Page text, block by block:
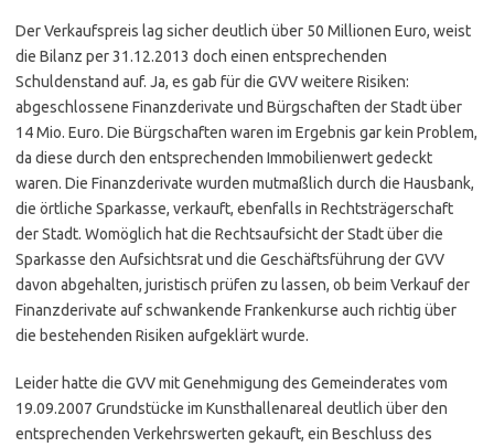
Der Verkaufspreis lag sicher deutlich über 50 Millionen Euro, weist
die Bilanz per 31.12.2013 doch einen entsprechenden
Schuldenstand auf. Ja, es gab für die GVV weitere Risiken:
abgeschlossene Finanzderivate und Bürgschaften der Stadt über
14 Mio. Euro. Die Bürgschaften waren im Ergebnis gar kein Problem,
da diese durch den entsprechenden Immobilienwert gedeckt
waren. Die Finanzderivate wurden mutmaßlich durch die Hausbank,
die örtliche Sparkasse, verkauft, ebenfalls in Rechtsträgerschaft
der Stadt. Womöglich hat die Rechtsaufsicht der Stadt über die
Sparkasse den Aufsichtsrat und die Geschäftsführung der GVV
davon abgehalten, juristisch prüfen zu lassen, ob beim Verkauf der
Finanzderivate auf schwankende Frankenkurse auch richtig über
die bestehenden Risiken aufgeklärt wurde.
Leider hatte die GVV mit Genehmigung des Gemeinderates vom
19.09.2007 Grundstücke im Kunsthallenareal deutlich über den
entsprechenden Verkehrswerten gekauft, ein Beschluss des